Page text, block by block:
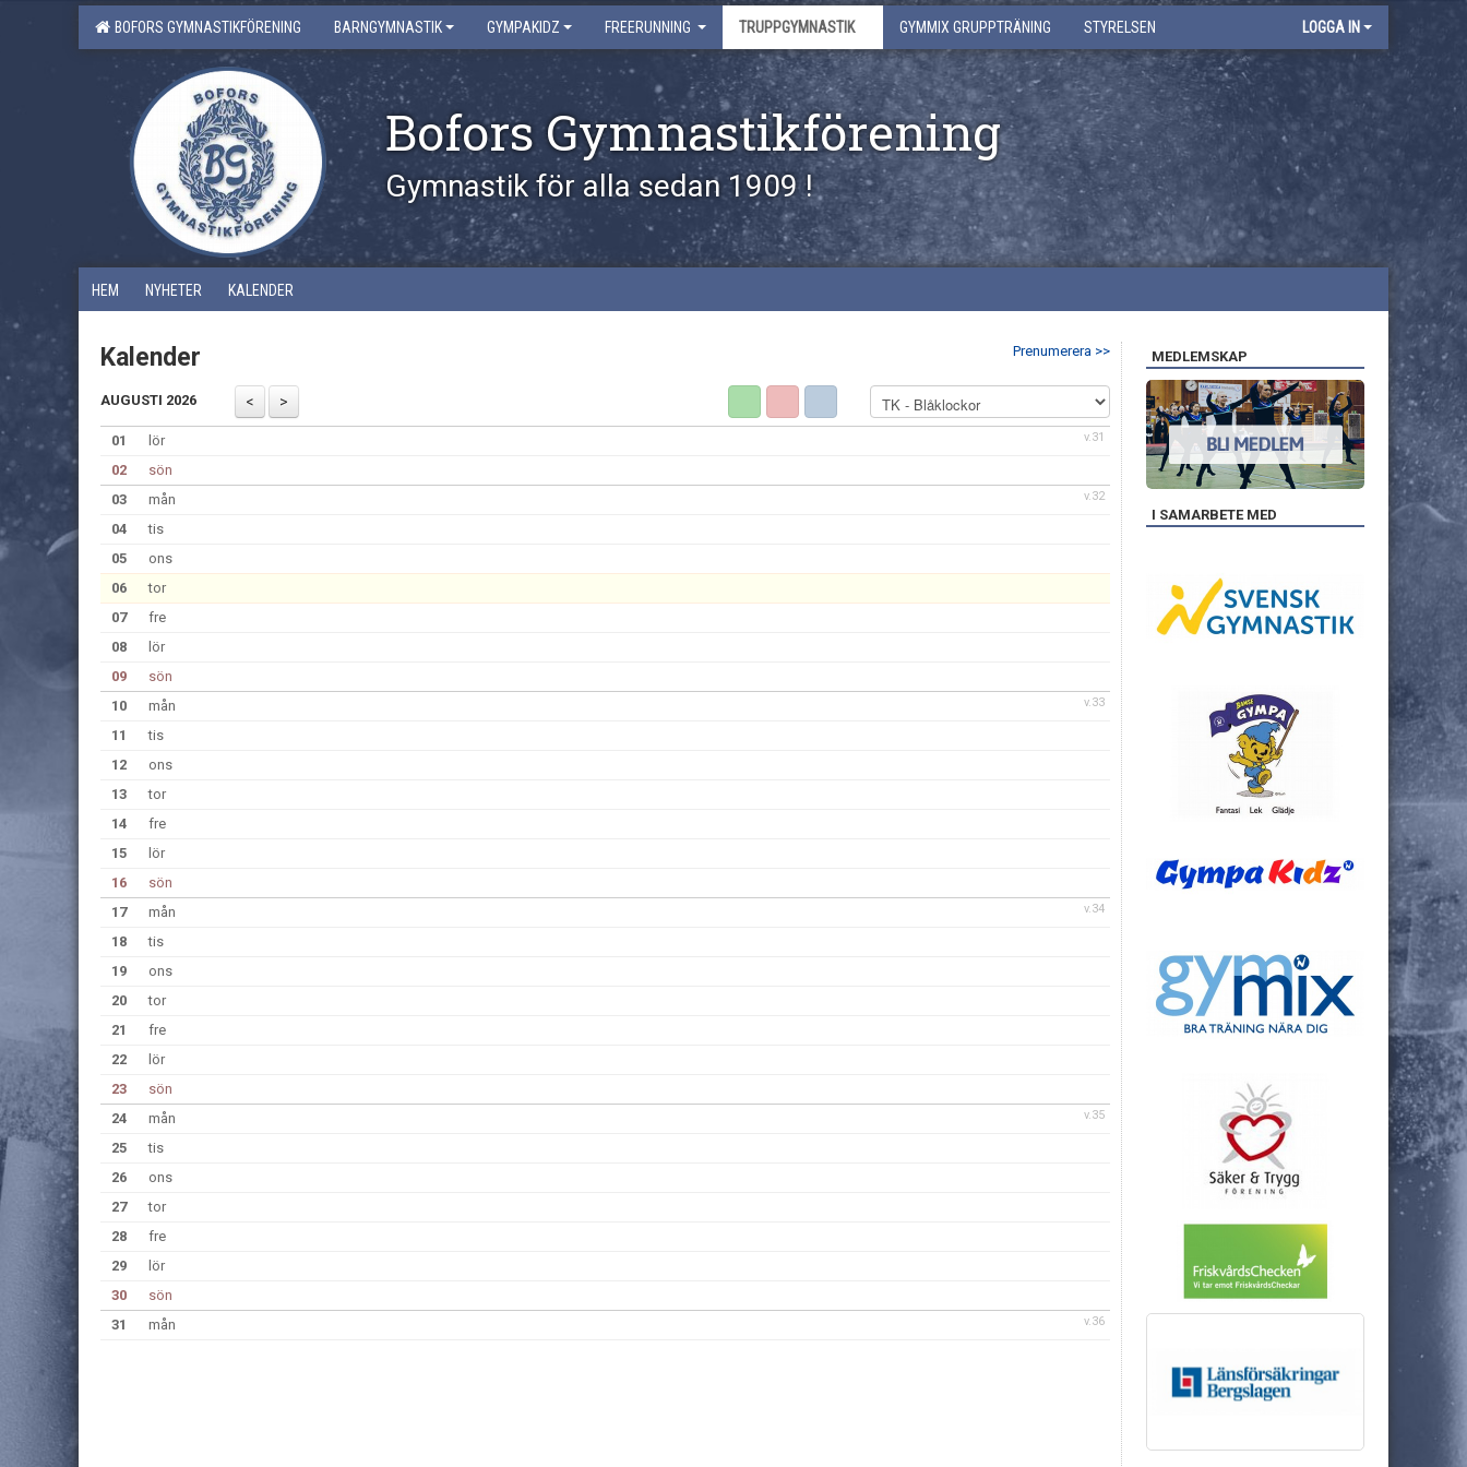
BOFORS GYMNASTIKFÖRENING BARNGYMNASTIK GYMPAKIDZ FREERUNNING TRUPPGYMNASTIK GYMMIX GRUPPTRÄNING STYRELSEN LOGGA IN
Bofors Gymnastikförening
Gymnastik för alla sedan 1909 !
HEM NYHETER KALENDER
Prenumerera >>
Kalender
AUGUSTI 2026
v.31
01
lör
02
sön
v.32
03
mån
04
tis
05
ons
06
tor
07
fre
08
lör
09
sön
v.33
10
mån
11
tis
12
ons
13
tor
14
fre
15
lör
16
sön
v.34
17
mån
18
tis
19
ons
20
tor
21
fre
22
lör
23
sön
v.35
24
mån
25
tis
26
ons
27
tor
28
fre
29
lör
30
sön
v.36
31 mån
MEDLEMSKAP
I SAMARBETE MED